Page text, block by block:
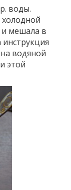
воды.
холодной
и мешала в
водяной
этой